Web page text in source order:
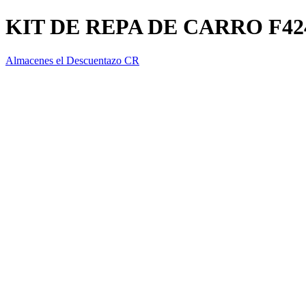
KIT DE REPA DE CARRO
Almacenes el Descuentazo CR